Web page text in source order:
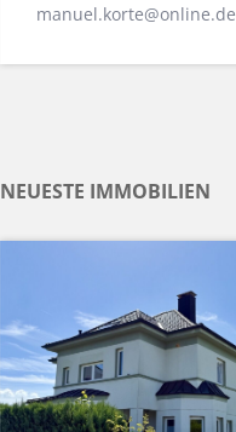
manuel.korte@online.de
NEUESTE IMMOBILIEN